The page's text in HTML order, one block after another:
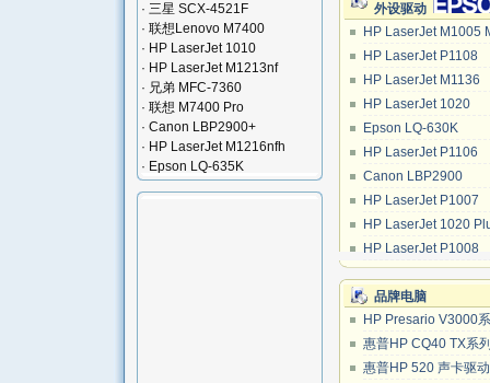
· 三星 SCX-4521F
· 联想Lenovo M7400
· HP LaserJet 1010
· HP LaserJet M1213nf
· 兄弟 MFC-7360
· 联想 M7400 Pro
· Canon LBP2900+
· HP LaserJet M1216nfh
· Epson LQ-635K
外设驱动
HP LaserJet M1005
HP LaserJet P1108
HP LaserJet M1136
HP LaserJet 1020
Epson LQ-630K
HP LaserJet P1106
Canon LBP2900
HP LaserJet P1007
HP LaserJet 1020
HP LaserJet P1008
品牌电脑
HP Presario V3000
惠普HP CQ40 TX系
惠普HP 520 声卡驱